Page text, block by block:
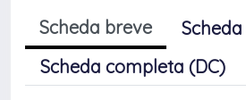
Scheda breve
Scheda completa (DC)